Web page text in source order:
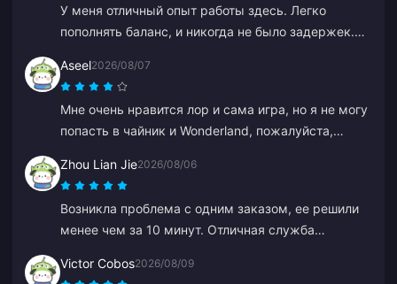
У меня отличный опыт работы здесь. Легко
пополнять баланс, и никогда не было задержек.
Aseel2026/08/07
Мне очень нравится лор и сама игра, но я не могу
попасть в чайник и Wonderland, пожалуйста,
Zhou Lian Jie2026/08/06
Возникла проблема с одним заказом, ее решили
менее чем за 10 минут. Отличная служба
Victor Cobos2026/08/09